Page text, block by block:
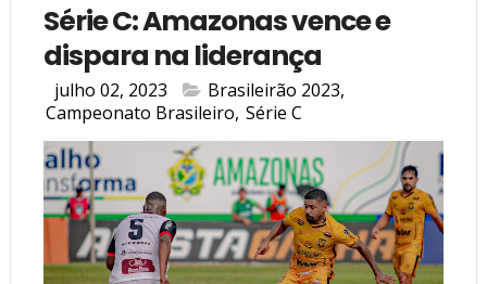
Série C: Amazonas vence e
dispara na liderança
julho 02, 2023 Brasileirão 2023,
Campeonato Brasileiro, Série C